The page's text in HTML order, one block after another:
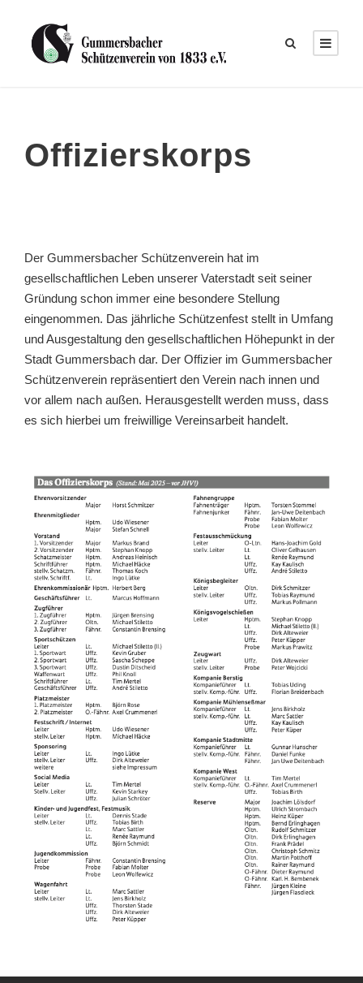
Offizierskorps
Der Gummersbacher Schützenverein hat im
gesellschaftlichen Leben unserer Vaterstadt seit seiner
Gründung schon immer eine besondere Stellung
eingenommen. Das jährliche Schützenfest stellt in Umfang
und Ausgestaltung den gesellschaftlichen Höhepunkt in der
Stadt Gummersbach dar. Der Offizier im Gummersbacher
Schützenverein repräsentiert den Verein nach innen und
vor allem nach außen. Herausgestellt werden muss, dass
es sich hierbei um freiwillige Vereinsarbeit handelt.